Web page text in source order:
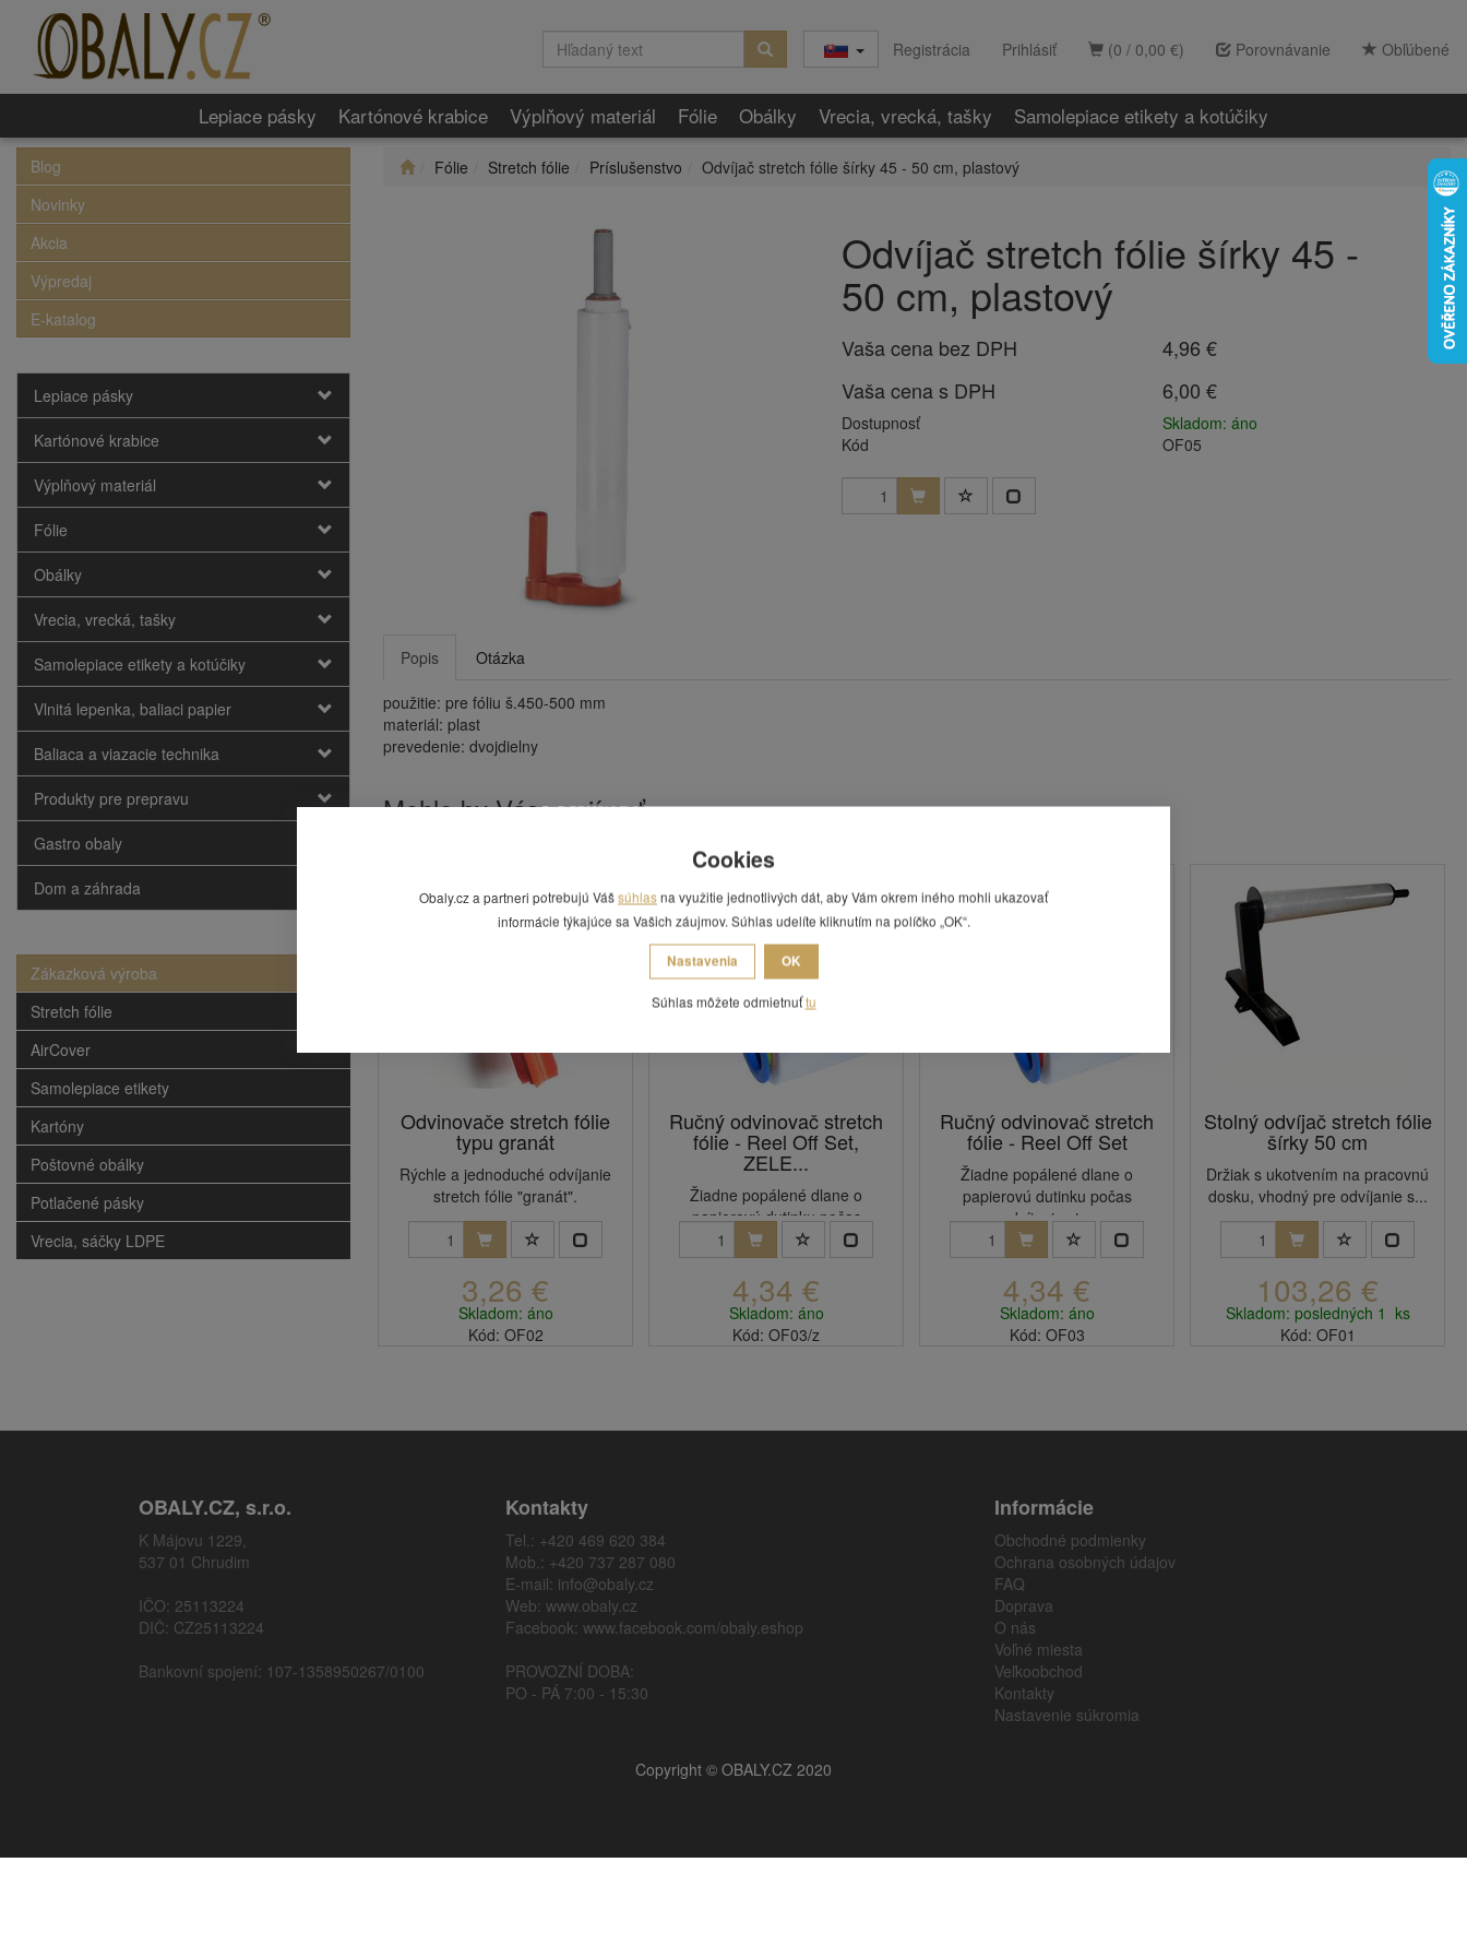
(0 / 0,00 €) Porovnávanie Obľúbené
Registrácia Prihlásiť
Lepiace pásky Kartónové krabice Výplňový materiál Fólie Obálky Vrecia, vrecká, tašky Samolepiace etikety a kotúčiky
Blog
Novinky
Akcia
Výpredaj
E-katalog
Lepiace pásky
Kartónové krabice
Výplňový materiál
Fólie
Obálky
Vrecia, vrecká, tašky
Samolepiace etikety a kotúčiky
Vlnitá lepenka, baliaci papier
Baliaca a viazacie technika
Produkty pre prepravu
Gastro obaly
Dom a záhrada
Zákazková výroba
Stretch fólie
AirCover
Samolepiace etikety
Kartóny
Poštovné obálky
Potlačené pásky
Vrecia, sáčky LDPE
Fólie Stretch fólie Príslušenstvo Odvíjač stretch fólie šírky 45 - 50 cm, plastový
Odvíjač stretch fólie šírky 45 -
50 cm, plastový
Vaša cena bez DPH
4,96 €
Vaša cena s DPH
6,00 €
Dostupnosť
Skladom: áno
Kód
OF05
Popis Otázka
použitie: pre fóliu š.450-500 mm
materiál: plast
prevedenie: dvojdielny
Mohlo by Vás zaujímať
Odvinovače stretch fólie
typu granát
Rýchle a jednoduché odvíjanie
stretch fólie "granát".
3,26 €
Skladom: áno
Kód: OF02
Ručný odvinovač stretch
fólie - Reel Off Set,
ZELE...
Žiadne popálené dlane o
papierovú dutinku počas
odvíjanie st...
4,34 €
Skladom: áno
Kód: OF03/z
Ručný odvinovač stretch
fólie - Reel Off Set
Žiadne popálené dlane o
papierovú dutinku počas
odvíjanie st...
4,34 €
Skladom: áno
Kód: OF03
Stolný odvíjač stretch fólie
šírky 50 cm
Držiak s ukotvením na pracovnú
dosku, vhodný pre odvíjanie s...
103,26 €
Skladom: posledných 1 ks
Kód: OF01
OBALY.CZ, s.r.o.
K Májovu 1229,
537 01 Chrudim
IČO: 25113224
DIČ: CZ25113224
Bankovní spojení: 107-1358950267/0100
Kontakty
Tel.: +420 469 620 384
Mob.: +420 737 287 080
E-mail: info@obaly.cz
Web: www.obaly.cz
Facebook: www.facebook.com/obaly.eshop
PROVOZNÍ DOBA:
PO - PÁ 7:00 - 15:30
Informácie
Obchodné podmienky
Ochrana osobných údajov
FAQ
Doprava
O nás
Voľné miesta
Veľkoobchod
Kontakty
Nastavenie súkromia
Copyright © OBALY.CZ 2020
Cookies
Obaly.cz a partneri potrebujú Vášsúhlasna využitie jednotlivých dát, aby Vám okrem iného mohli ukazovať
informácie týkajúce sa Vašich záujmov. Súhlas udelíte kliknutím na políčko „OK“.
Nastavenia OK
Súhlas môžete odmietnuťtu